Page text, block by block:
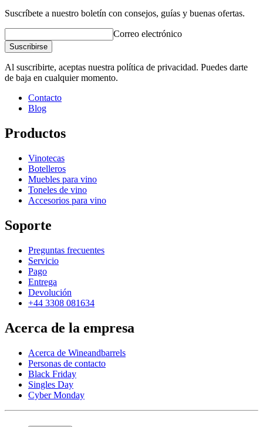
Suscríbete a nuestro boletín con consejos, guías y buenas ofertas.
Correo electrónico
Suscribirse
Al suscribirte, aceptas nuestra política de privacidad. Puedes darte
de baja en cualquier momento.
Contacto
Blog
Productos
Vinotecas
Botelleros
Muebles para vino
Toneles de vino
Accesorios para vino
Soporte
Preguntas frecuentes
Servicio
Pago
Entrega
Devolución
+44 3308 081634
Acerca de la empresa
Acerca de Wineandbarrels
Personas de contacto
Black Friday
Singles Day
Cyber Monday